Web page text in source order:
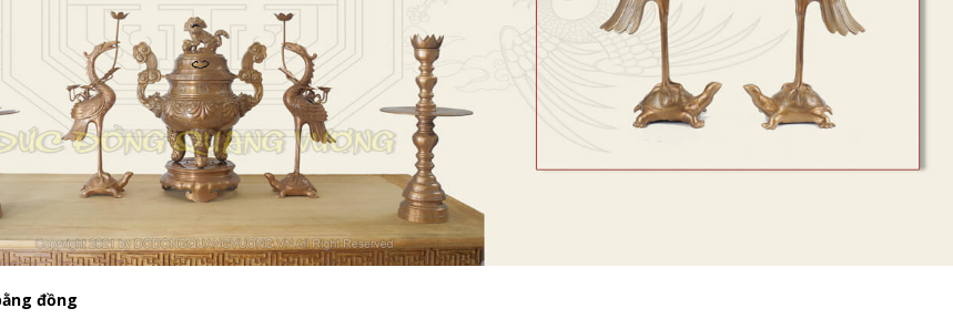
đồng